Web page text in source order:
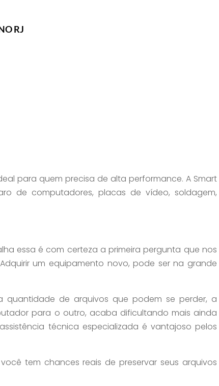
RJ
para quem precisa de alta performance. A Smart
de computadores, placas de vídeo, soldagem,
essa é com certeza a primeira pergunta que nos
um equipamento novo, pode ser na grande
quantidade de arquivos que podem se perder, a
para o outro, acaba dificultando mais ainda
técnica especializada é vantajoso pelos
tem chances reais de preservar seus arquivos